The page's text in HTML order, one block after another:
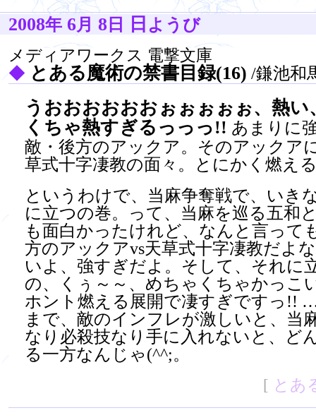
2008年 6月 8 日 日 ようび
メディアワークス 電撃文庫
◆ とある魔術の禁書目録(16) /鎌池和
うおおおおおおぉぉぉぉぉ、熱い
くちゃ熱すぎるっっっ!! あまりに
敵・後方のアックア。そのアックア
草式十字凄教の面々。とにかく燃え
というわけで、当麻争奪戦で、いき
に立つの巻。って、当麻を巡る五和
も面白かったけれど、なんと言って
方のアックアvs天草式十字凄教だよ
いよ、強すぎだよ。そして、それに
の、くぅ～～、めちゃくちゃかっこ
ホント燃える展開で凄すぎですっ!!
まで、敵のインフレが激しいと、当
なり必殺技なり手に入れないと、ど
る一方なんじゃ(^^;。
[ とあ